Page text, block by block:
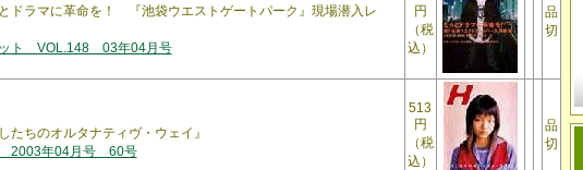
ドラマに革命を！ 『池袋ウエストゲートパーク』現場潜入レ
ト VOL.148 03年04月号
円
（税
込）
品
切
たちのオルタナティヴ・ウェイ』
2003年04月号 60号
513
円
（税
込）
品
切